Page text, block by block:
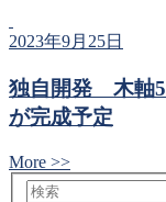
2023年9月25日
独自開発 木軸5
が完成予定
More >>
検